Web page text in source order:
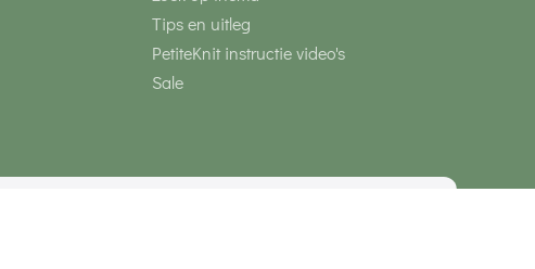
Tips en uitleg
PetiteKnit instructie video's
Sale